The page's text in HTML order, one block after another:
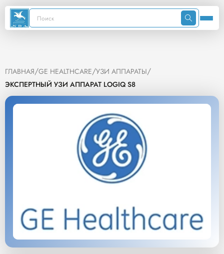
ГЛАВНАЯ/GE HEALTHCARE/УЗИ АППАРАТЫ/
ЭКСПЕРТНЫЙ УЗИ АППАРАТ LOGIQ S8